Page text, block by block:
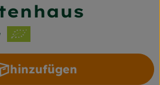
hinzufügen
Produkt zum Warenkorb